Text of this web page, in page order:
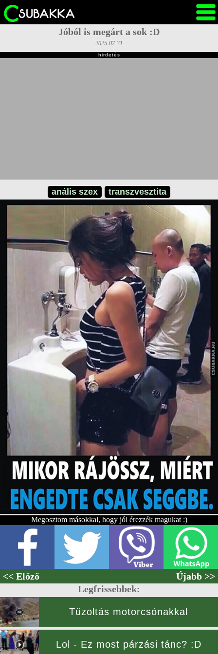
Jóból is megárt a sok :D
2025-07-31
hirdetés
anális szex transzvesztita
Megosztom másokkal, hogy jól érezzék magukat :)
<< Előző
Újabb >>
Legfrissebbek:
Tűzoltás motorcsónakkal
Lol - Ez most párzási tánc? :D